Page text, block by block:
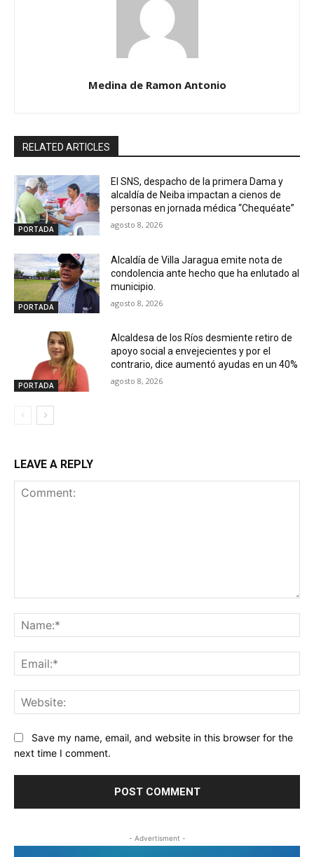
Medina de Ramon Antonio
RELATED ARTICLES
PORTADA
El SNS, despacho de la primera Dama y
alcaldía de Neiba impactan a cienos de
personas en jornada médica “Chequéate”
agosto 8, 2026
PORTADA
Alcaldía de Villa Jaragua emite nota de
condolencia ante hecho que ha enlutado al
municipio.
agosto 8, 2026
PORTADA
Alcaldesa de los Ríos desmiente retiro de
apoyo social a envejecientes y por el
contrario, dice aumentó ayudas en un 40%
agosto 8, 2026
LEAVE A REPLY
Save my name, email, and website in this browser for the
next time I comment.
- Advertisment -